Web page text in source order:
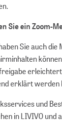
Sie ein Zoom-
Sie auch
erleichtert
erklärt werden
und
in LIVIVO und